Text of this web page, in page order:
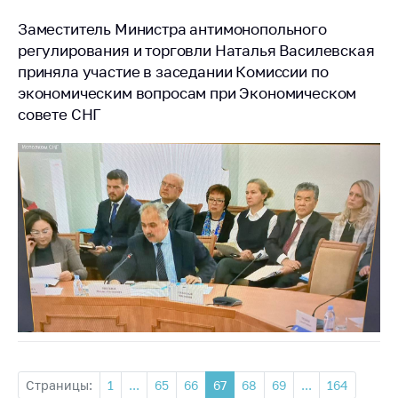
Заместитель Министра антимонопольного
регулирования и торговли Наталья Василевская
приняла участие в заседании Комиссии по
экономическим вопросам при Экономическом
совете СНГ
Страницы: 1 ... 65 66 67 68 69 ... 164